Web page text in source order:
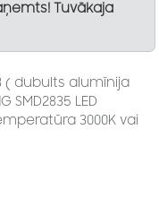
Tuvākaja
( dubults alumīnija
SMD2835 LED
3000K vai